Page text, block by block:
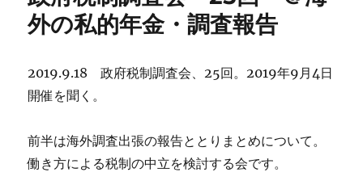
外の私的年金・調査報告
2019.9.18 政府税制調査会、25回。2019年9月4日
開催を聞く。
前半は海外調査出張の報告ととりまとめについて。
働き方による税制の中立を検討する会です。